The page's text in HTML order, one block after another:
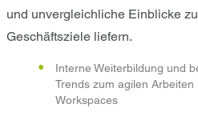
und unvergleichliche Einblicke
Geschäftsziele liefern.
Interne Weiterbildung und
Trends zum agilen
Workspaces